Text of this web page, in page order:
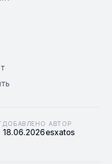
ДОБАВЛЕНО
18.06.2026
АВТОР
esxatos